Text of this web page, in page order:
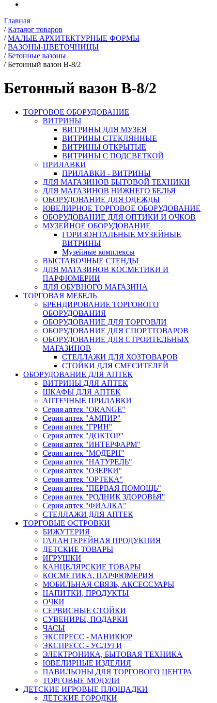
Главная
/ Каталог товаров
/ МАЛЫЕ АРХИТЕКТУРНЫЕ ФОРМЫ
/ ВАЗОНЫ-ЦВЕТОЧНИЦЫ
/ Бетонные вазоны
/ Бетонный вазон В-8/2
Бетонный вазон В-8/2
ТОРГОВОЕ ОБОРУДОВАНИЕ
ВИТРИНЫ
ВИТРИНЫ ДЛЯ МУЗЕЯ
ВИТРИНЫ СТЕКЛЯННЫЕ
ВИТРИНЫ ОТКРЫТЫЕ
ВИТРИНЫ С ПОДСВЕТКОЙ
ПРИЛАВКИ
ПРИЛАВКИ - ВИТРИНЫ
ДЛЯ МАГАЗИНОВ БЫТОВОЙ ТЕХНИКИ
ДЛЯ МАГАЗИНОВ НИЖНЕГО БЕЛЬЯ
ОБОРУДОВАНИЕ ДЛЯ ОДЕЖДЫ
ЮВЕЛИРНОЕ ТОРГОВОЕ ОБОРУДОВАНИЕ
ОБОРУДОВАНИЕ ДЛЯ ОПТИКИ И ОЧКОВ
МУЗЕЙНОЕ ОБОРУДОВАНИЕ
ГОРИЗОНТАЛЬНЫЕ МУЗЕЙНЫЕ
ВИТРИНЫ
Музейные комплексы
ВЫСТАВОЧНЫЕ СТЕНДЫ
ДЛЯ МАГАЗИНОВ КОСМЕТИКИ И
ПАРФЮМЕРИИ
ДЛЯ ОБУВНОГО МАГАЗИНА
ТОРГОВАЯ МЕБЕЛЬ
БРЕНДИРОВАНИЕ ТОРГОВОГО
ОБОРУДОВАНИЯ
ОБОРУДОВАНИЕ ДЛЯ ТОРГОВЛИ
ОБОРУДОВАНИЕ ДЛЯ СПОРТТОВАРОВ
ОБОРУДОВАНИЕ ДЛЯ СТРОИТЕЛЬНЫХ
МАГАЗИНОВ
СТЕЛЛАЖИ ДЛЯ ХОЗТОВАРОВ
СТОЙКИ ДЛЯ СМЕСИТЕЛЕЙ
ОБОРУДОВАНИЕ ДЛЯ АПТЕК
ВИТРИНЫ ДЛЯ АПТЕК
ШКАФЫ ДЛЯ АПТЕК
АПТЕЧНЫЕ ПРИЛАВКИ
Серия аптек "ORANGE"
Серия аптек "АМПИР"
Серия аптек "ГРИН"
Серия аптек "ДОКТОР"
Серия аптек "ИНТЕРФАРМ"
Серия аптек "МОДЕРН"
Серия аптек "НАТУРЕЛЬ"
Серия аптек "ОЗЕРКИ"
Серия аптек "ОРТЕКА"
Серия аптек "ПЕРВАЯ ПОМОЩЬ"
Серия аптек "РОДНИК ЗДОРОВЬЯ"
Серия аптек "ФИАЛКА"
СТЕЛЛАЖИ ДЛЯ АПТЕК
ТОРГОВЫЕ ОСТРОВКИ
БИЖУТЕРИЯ
ГАЛАНТЕРЕЙНАЯ ПРОДУКЦИЯ
ДЕТСКИЕ ТОВАРЫ
ИГРУШКИ
КАНЦЕЛЯРСКИЕ ТОВАРЫ
КОСМЕТИКА, ПАРФЮМЕРИЯ
МОБИЛЬНАЯ СВЯЗЬ, АКСЕССУАРЫ
НАПИТКИ, ПРОДУКТЫ
ОЧКИ
СЕРВИСНЫЕ СТОЙКИ
СУВЕНИРЫ, ПОДАРКИ
ЧАСЫ
ЭКСПРЕСС - МАНИКЮР
ЭКСПРЕСС - УСЛУГИ
ЭЛЕКТРОНИКА, БЫТОВАЯ ТЕХНИКА
ЮВЕЛИРНЫЕ ИЗДЕЛИЯ
ПАВИЛЬОНЫ ДЛЯ ТОРГОВОГО ЦЕНТРА
ТОРГОВЫЕ МОДУЛИ
ДЕТСКИЕ ИГРОВЫЕ ПЛОЩАДКИ
ДЕТСКИЕ ГОРОДКИ